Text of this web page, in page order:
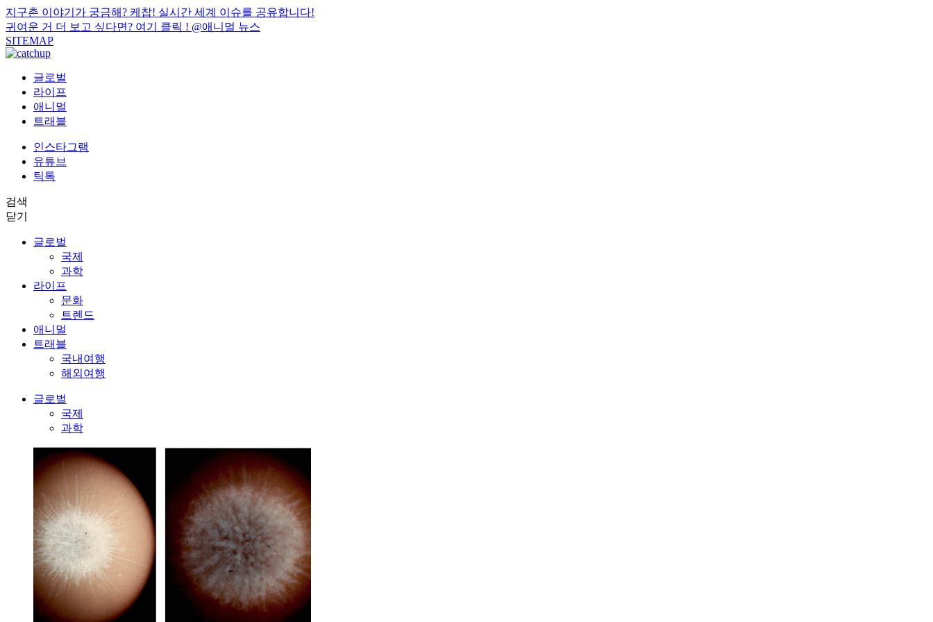
지구촌 이야기가 궁금해? 케찹! 실시간 세계 이슈를 공유합니다!
귀여운 거 더 보고 싶다면? 여기 클릭 ! @애니멀 뉴스
SITEMAP
글로벌
라이프
애니멀
트래블
인스타그램
유튜브
틱톡
검색
닫기
글로벌
국제
과학
라이프
문화
트렌드
애니멀
트래블
국내여행
해외여행
글로벌
국제
과학